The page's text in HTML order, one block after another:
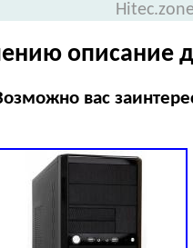
Hitec.zone
описание
вас